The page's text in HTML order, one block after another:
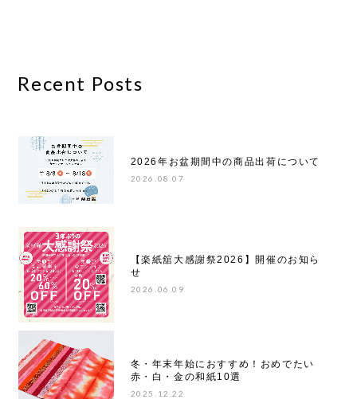
Recent Posts
2026年お盆期間中の商品出荷について
2026.08.07
【楽紙舘大感謝祭2026】開催のお知ら
せ
2026.06.09
冬・年末年始におすすめ！おめでたい
赤・白・金の和紙10選
2025.12.22